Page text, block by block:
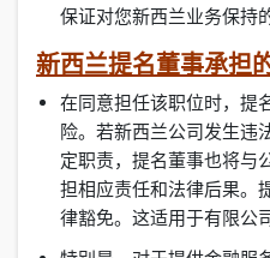
保证对您新西兰业务保持
新西兰提名董事承担
在同意担任该职位时，提
险。若新西兰公司发生违
定职责，提名董事也将与
担相应责任和法律后果。
律豁免。这适用于有限公